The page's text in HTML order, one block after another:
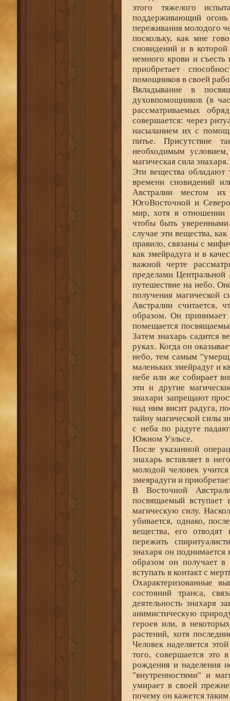
этого тяжелого
поддерживающий
переживания молодого
поскольку, как мне
сновидений и в
немного крови и съесть
приобретает
помощников в своей
Вкладывание в
духовпомощников (в
рассматриваемых
совершается: через
насыланием их с
питье. Присутствие
необходимым
магическая сила знахаря.
Эти вещества обладают
времени сновидений
Австралии местом
ЮгоВосточной и
мир, хотя в отношении
чтобы быть
случае эти вещества,
правило, связаны с
как змейрадуга и в
важной черте
пределами
путешествие на небо.
получения магической
Австралии считается,
образом. Он принимает
помещается
Затем знахарь садится
руках. Когда он
небо, тем самым
маленьких змейрадуг и
небе или же собирает
эти и другие
знахари запрещают
над ним висит радуга,
тайну магической силы
с неба по радуге
Южном Уэльсе.
После указанной
знахарь вставляет в
молодой человек
змеярадуги и
В Восточной
посвящаемый
магическую силу.
убивается, однако,
вещества, его
пережить
знахаря он поднимается
образом он получает в
вступать в контакт с
Охарактеризованные
состояний транса,
деятельность знахаря
анимистическую
героев или, в
растений, хотя
Человек наделяется
того, совершается это
рождения и наделения
"внутренностями" и
умирает в своей
почему он кажется